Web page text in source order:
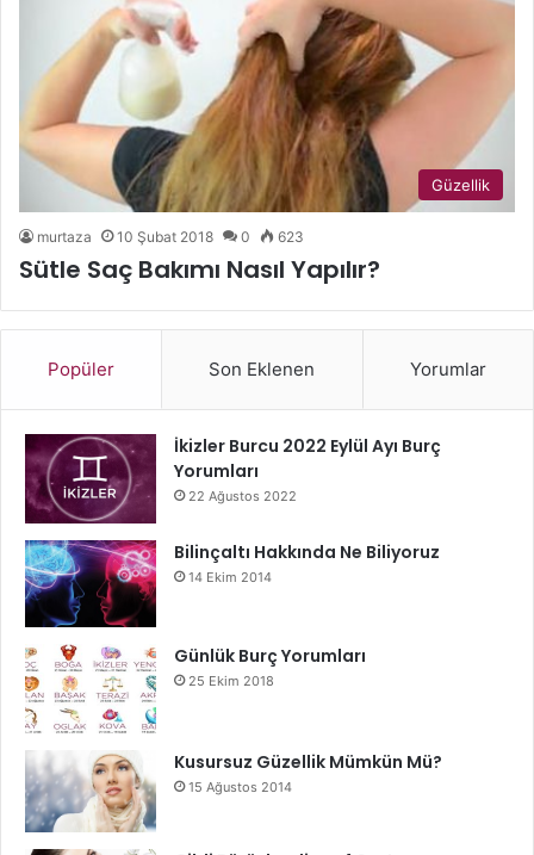
Güzellik
murtaza 10 Şubat 2018 0 623
Sütle Saç Bakımı Nasıl Yapılır?
Popüler Son Eklenen Yorumlar
İkizler Burcu 2022 Eylül Ayı Burç
Yorumları
22 Ağustos 2022
Bilinçaltı Hakkında Ne Biliyoruz
14 Ekim 2014
Günlük Burç Yorumları
25 Ekim 2018
Kusursuz Güzellik Mümkün Mü?
15 Ağustos 2014